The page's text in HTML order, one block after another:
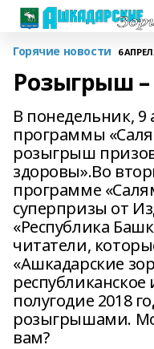
Горячие новости 6
Розыгрыш –
В понедельник,
программы
розыгрыш
здоровы».Во
программе
суперпризы от
«Республика
читатели,
«Ашкадарские
полугодие 2018
розыгрышами.
вам?